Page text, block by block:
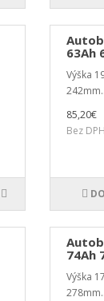
63Ah
Výška
242mm..
85,20€
Bez
74Ah
Výška
278mm..